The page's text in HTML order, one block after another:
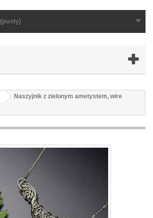
(pusty)
Naszyjnik z zielonym ametystem, wire